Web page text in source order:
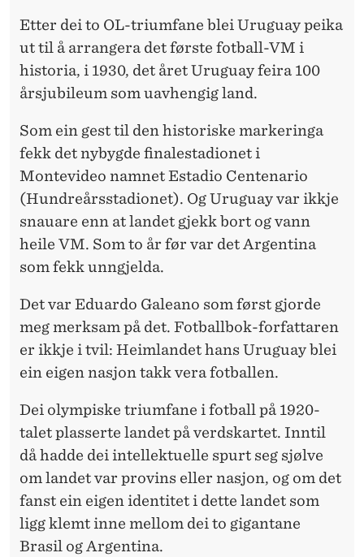
Etter dei to OL-triumfane blei Uruguay peika
ut til å arrangera det første fotball-VM i
historia, i 1930, det året Uruguay feira 100
årsjubileum som uavhengig land.
Som ein gest til den historiske markeringa
fekk det nybygde finalestadionet i
Montevideo namnet Estadio Centenario
(Hundreårsstadionet). Og Uruguay var ikkje
snauare enn at landet gjekk bort og vann
heile VM. Som to år før var det Argentina
som fekk unngjelda.
Det var Eduardo Galeano som først gjorde
meg merksam på det. Fotballbok-forfattaren
er ikkje i tvil: Heimlandet hans Uruguay blei
ein eigen nasjon takk vera fotballen.
Dei olympiske triumfane i fotball på 1920-
talet plasserte landet på verdskartet. Inntil
då hadde dei intellektuelle spurt seg sjølve
om landet var provins eller nasjon, og om det
fanst ein eigen identitet i dette landet som
ligg klemt inne mellom dei to gigantane
Brasil og Argentina.